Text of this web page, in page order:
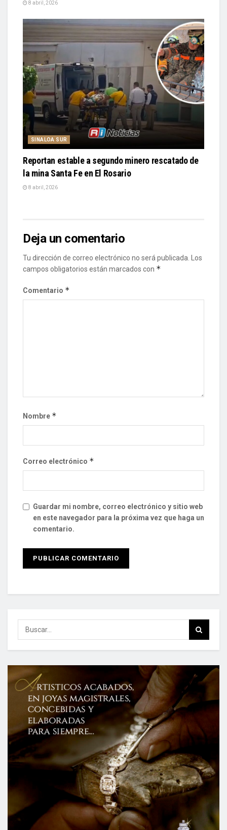
8 abril, 2026
SINALOA SUR
Reportan estable a segundo minero rescatado de
la mina Santa Fe en El Rosario
8 abril, 2026
Deja un comentario
Tu dirección de correo electrónico no será publicada.
Los
campos obligatorios están marcados con *
Comentario *
Nombre *
Correo electrónico *
Guardar mi nombre, correo electrónico y sitio web
en este navegador para la próxima vez que haga un
comentario.